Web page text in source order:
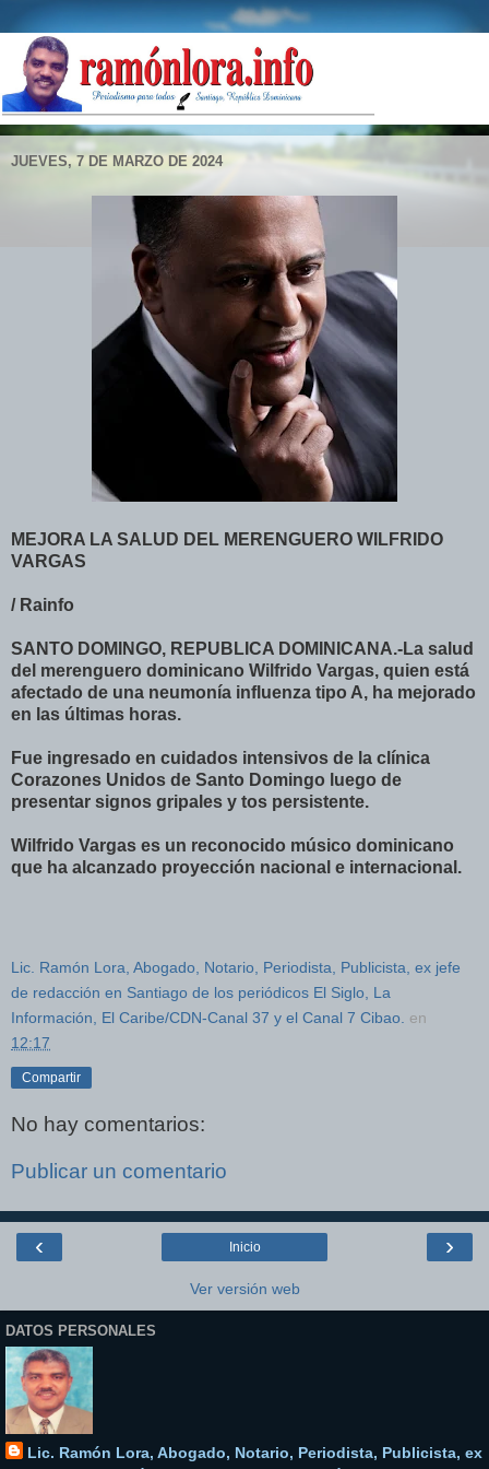
JUEVES, 7 DE MARZO DE 2024
MEJORA LA SALUD DEL MERENGUERO WILFRIDO
VARGAS
/ Rainfo
SANTO DOMINGO, REPUBLICA DOMINICANA.-La salud
del merenguero dominicano Wilfrido Vargas, quien está
afectado de una neumonía influenza tipo A, ha mejorado
en las últimas horas.
Fue ingresado en cuidados intensivos de la clínica
Corazones Unidos de Santo Domingo luego de
presentar signos gripales y tos persistente.
Wilfrido Vargas es un reconocido músico dominicano
que ha alcanzado proyección nacional e internacional.
Lic. Ramón Lora, Abogado, Notario, Periodista, Publicista, ex jefe
de redacción en Santiago de los periódicos El Siglo, La
Información, El Caribe/CDN-Canal 37 y el Canal 7 Cibao. en
12:17
Compartir
No hay comentarios:
Publicar un comentario
‹ ›
Inicio
Ver versión web
DATOS PERSONALES
Lic. Ramón Lora, Abogado, Notario, Periodista, Publicista, ex